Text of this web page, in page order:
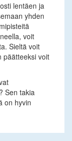
lentäen ja
yhden
voit
Sieltä voit
päätteeksi voit
Sen takia
on hyvin